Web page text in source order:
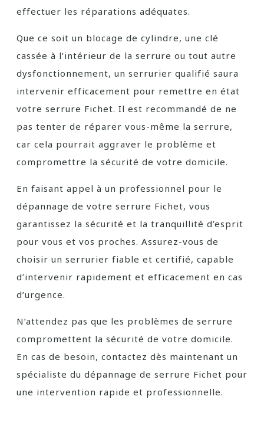
effectuer les réparations adéquates.
Que ce soit un blocage de cylindre, une clé
cassée à l’intérieur de la serrure ou tout autre
dysfonctionnement, un serrurier qualifié saura
intervenir efficacement pour remettre en état
votre serrure Fichet. Il est recommandé de ne
pas tenter de réparer vous-même la serrure,
car cela pourrait aggraver le problème et
compromettre la sécurité de votre domicile.
En faisant appel à un professionnel pour le
dépannage de votre serrure Fichet, vous
garantissez la sécurité et la tranquillité d’esprit
pour vous et vos proches. Assurez-vous de
choisir un serrurier fiable et certifié, capable
d’intervenir rapidement et efficacement en cas
d’urgence.
N’attendez pas que les problèmes de serrure
compromettent la sécurité de votre domicile.
En cas de besoin, contactez dès maintenant un
spécialiste du dépannage de serrure Fichet pour
une intervention rapide et professionnelle.